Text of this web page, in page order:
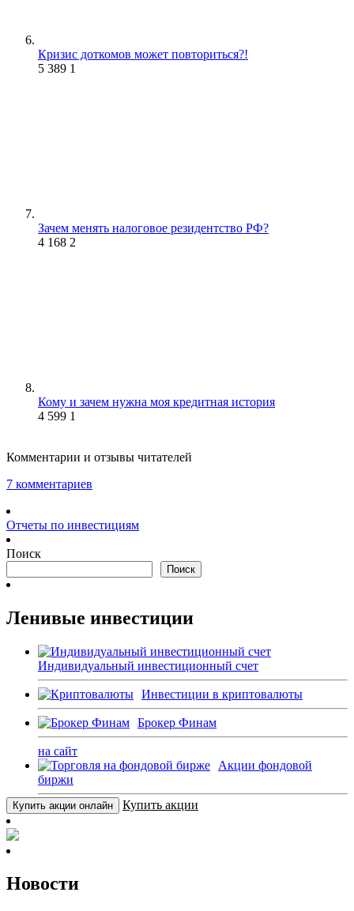
Кризис доткомов может повториться?!
5 389 1
Зачем менять налоговое резидентство РФ?
4 168 2
Кому и зачем нужна моя кредитная история
4 599 1
Комментарии и отзывы читателей
7 комментариев
Отчеты по инвестициям
Поиск
Поиск
Ленивые инвестиции
Индивидуальный инвестиционный счет
Инвестиции в криптовалюты
Брокер Финам
на сайт
Акции фондовой
биржи
Купить акции онлайн Купить акции
Новости